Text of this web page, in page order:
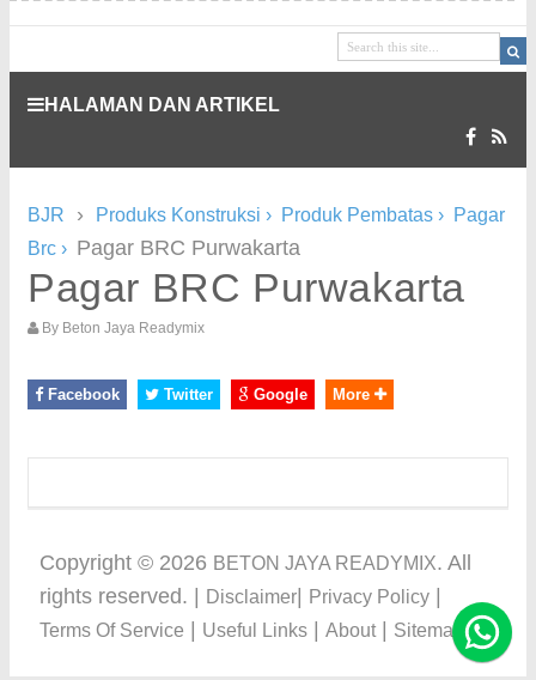
HALAMAN DAN ARTIKEL
BJR › Produks Konstruksi › Produk Pembatas › Pagar
Brc › Pagar BRC Purwakarta
Pagar BRC Purwakarta
By Beton Jaya Readymix
Facebook Twitter Google More
Copyright © 2026 BETON JAYA READYMIX. All
rights reserved. |
Disclaimer Privacy Policy
Terms Of Service Useful Links About| Sitemap